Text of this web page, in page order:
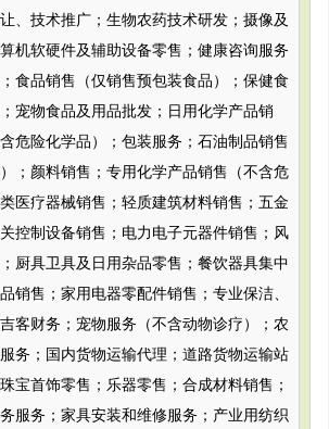
、技术推广；生物农药技术研发；摄像及
机软硬件及辅助设备零售；健康咨询服务
；食品销售（仅销售预包装食品）；保健食
宠物食品及用品批发；日用化学产品销
危险化学品）；包装服务；石油制品销售
）；颜料销售；专用化学产品销售（不含危
医疗器械销售；轻质建筑材料销售；五金
控制设备销售；电力电子元器件销售；风
厨具卫具及日用杂品零售；餐饮器具集中
销售；家用电器零配件销售；专业保洁、
客财务；宠物服务（不含动物诊疗）；农
务；国内货物运输代理；道路货物运输站
宝首饰零售；乐器零售；合成材料销售；
服务；家具安装和维修服务；产业用纺织